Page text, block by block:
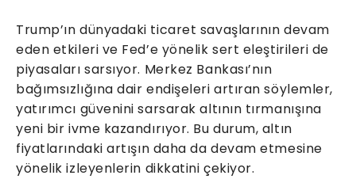
Trump’ın dünyadaki ticaret savaşlarının devam
eden etkileri ve Fed’e yönelik sert eleştirileri de
piyasaları sarsıyor. Merkez Bankası’nın
bağımsızlığına dair endişeleri artıran söylemler,
yatırımcı güvenini sarsarak altının tırmanışına
yeni bir ivme kazandırıyor. Bu durum, altın
fiyatlarındaki artışın daha da devam etmesine
yönelik izleyenlerin dikkatini çekiyor.